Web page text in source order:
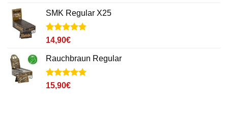
SMK Regular X25
Noté4.9
sur 5 basé
sur
19
notations
client
14,90€
Rauchbraun Regular
Noté4.8
sur 5 basé
26
15,90€